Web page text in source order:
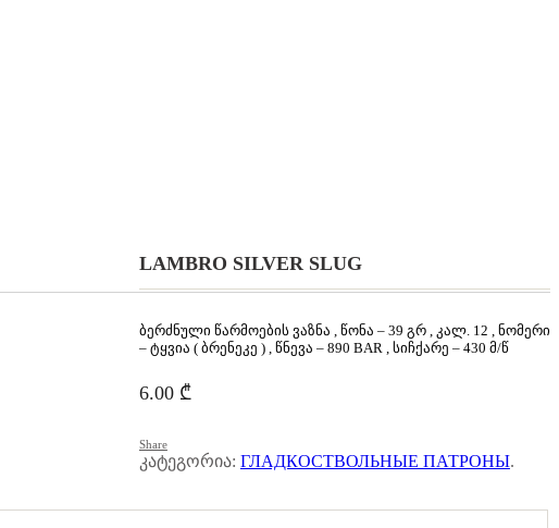
LAMBRO SILVER SLUG
ბერძნული წარმოების ვაზნა , წონა – 39 გრ , კალ. 12 , ნომერი
– ტყვია ( ბრენეკე ) , წნევა – 890 BAR , სიჩქარე – 430 მ/წ
6.00 ₾
Share
კატეგორია: ГЛАДКОСТВОЛЬНЫЕ ПАТРОНЫ.